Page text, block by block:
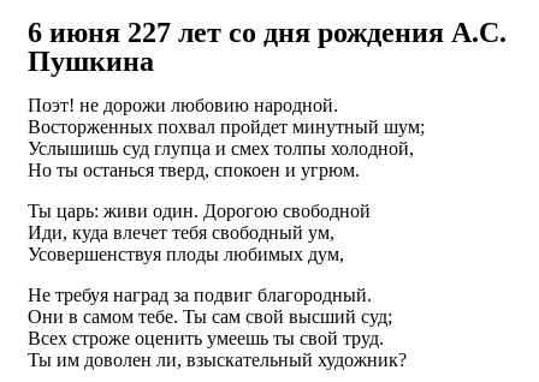
6 июня 227 лет со дня рождения А.С.
Пушкина
Поэт! не дорожи любовию народной.
Восторженных похвал пройдет минутный шум;
Услышишь суд глупца и смех толпы холодной,
Но ты останься тверд, спокоен и угрюм.
Ты царь: живи один. Дорогою свободной
Иди, куда влечет тебя свободный ум,
Усовершенствуя плоды любимых дум,
Не требуя наград за подвиг благородный.
Они в самом тебе. Ты сам свой высший суд;
Всех строже оценить умеешь ты свой труд.
Ты им доволен ли, взыскательный художник?